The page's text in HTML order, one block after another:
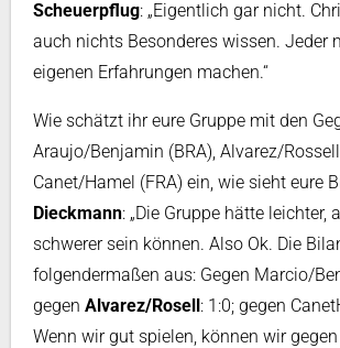
Scheuerpflug: „Eigentlich gar nicht.
auch nichts Besonderes wissen. Jeder
eigenen Erfahrungen machen.“
Wie schätzt ihr eure Gruppe mit den
Araujo/Benjamin (BRA), Alvarez/
Canet/Hamel (FRA) ein, wie sieht eure
Dieckmann: „Die Gruppe hätte leichter,
schwerer sein können. Also Ok. Die
folgendermaßen aus: Gegen Marcio/
gegen Alvarez/Rosell: 1:0; gegen
Wenn wir gut spielen, können wir